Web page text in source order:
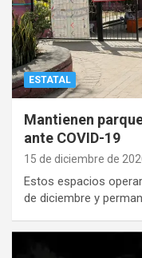
ESTATAL
Mantienen
ante COVID-19
15 de diciembre de
Estos espacios
de diciembre y